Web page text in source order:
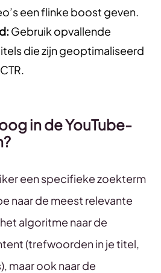
een flinke boost geven.
Gebruik opvallende
die zijn geoptimaliseerd
in de YouTube-
een specifieke zoekterm
naar de meest relevante
algoritme naar de
(trefwoorden in je titel,
maar ook naar de